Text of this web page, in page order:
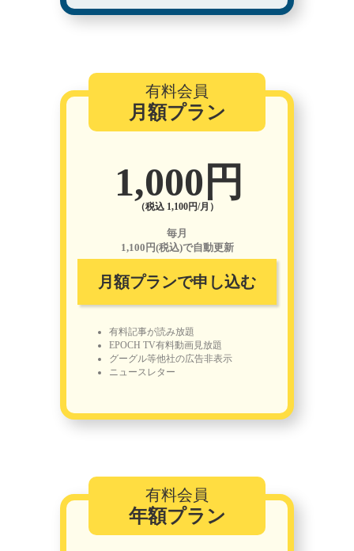
有料会員
月額プラン
1,000円
（税込 1,100円/月）
毎月
1,100円(税込)で自動更新
月額プランで申し込む
有料記事が読み放題
EPOCH TV有料動画見放題
グーグル等他社の広告非表示
ニュースレター
有料会員
年額プラン